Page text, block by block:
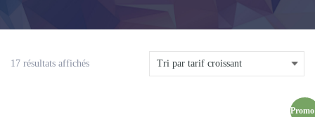
17 résultats affichés